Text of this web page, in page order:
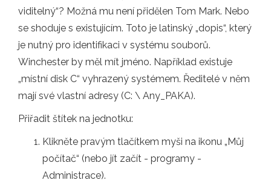
viditelný“? Možná mu není přidělen Tom Mark. Nebo
se shoduje s existujícím. Toto je latinský „dopis“, který
je nutný pro identifikaci v systému souborů.
Winchester by měl mít jméno. Například existuje
„místní disk C“ vyhrazený systémem. Ředitelé v něm
mají své vlastní adresy (C: \ Any_PAKA).
Přiřadit štítek na jednotku:
Klikněte pravým tlačítkem myši na ikonu „Můj
počítač“ (nebo jít začít - programy -
Administrace).